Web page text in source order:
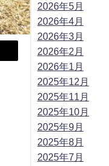
2026年5月
2026年4月
2026年3月
2026年2月
2026年1月
2025年12月
2025年11月
2025年10月
2025年9月
2025年8月
2025年7月